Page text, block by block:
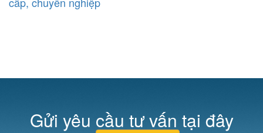
Gửi yêu cầu tư vấn tại đây